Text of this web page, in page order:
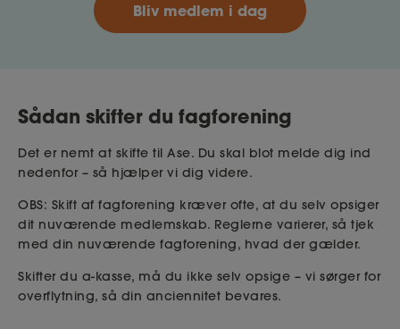
Bliv medlem i dag
Sådan skifter du fagforening
Det er nemt at skifte til Ase. Du skal blot melde dig ind
nedenfor – så hjælper vi dig videre.
OBS: Skift af fagforening kræver ofte, at du selv opsiger
dit nuværende medlemskab. Reglerne varierer, så tjek
med din nuværende fagforening, hvad der gælder.
Skifter du a-kasse, må du ikke selv opsige – vi sørger for
overflytning, så din anciennitet bevares.